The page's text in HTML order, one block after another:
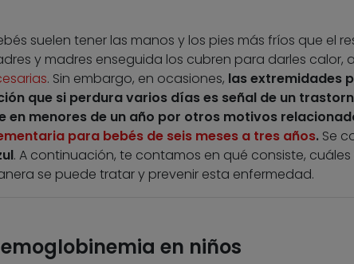
suelen tener las manos y los pies más fríos que el
y madres enseguida los cubren para darles calor,
. Sin embargo, en ocasiones, las extremidades
que si perdura varios días es señal de un
en menores de un año por otros motivos
para bebés de seis meses a tres años.Se
. A continuación, te contamos en qué consiste,
se puede tratar y prevenir esta enfermedad.
en niños